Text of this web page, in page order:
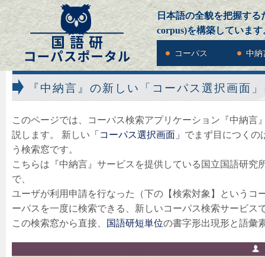
日本語の全貌を把握する
corpus)を構築しています
コーパス 中納
『中納言』の新しい「コーパス選択画面
このページでは、コーパス検索アプリケーション『中納言
説します。 新しい 「コーパス選択画面」 でまず目につくの
う検索窓です。
こちらは『中納言』サービスを提供している国立国語研究
で、
ユーザが利用申請を行なった（下の【検索対象】というコ
ーパスを一度に検索できる、新しいコーパス検索サービス
この検索窓から直接、
国語研短単位の書字形出現形と語彙